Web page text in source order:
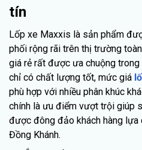
tín
Lốp xe Maxxis là sản phẩm
phối rộng rãi trên thị trường
giá rẻ rất được ưa chuộng
chỉ có chất lượng tốt, mức giá
phù hợp với nhiều phân khúc
chính là ưu điểm vượt trội giúp
được đông đảo khách hàng lựa
Đồng Khánh.